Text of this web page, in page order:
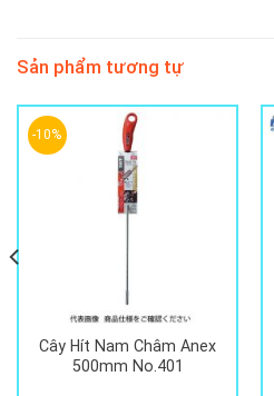
Sản phẩm tương tự
-10%
Cây Hít Nam Châm Anex
500mm No.401